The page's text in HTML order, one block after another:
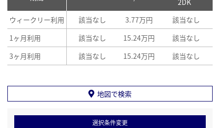
2DK
ウィークリー利用
該当なし 3.77万円 該当なし
1ヶ月利用
該当なし 15.24万円 該当なし
3ヶ月利用
該当なし 15.24万円 該当なし
地図で検索
選択条件変更